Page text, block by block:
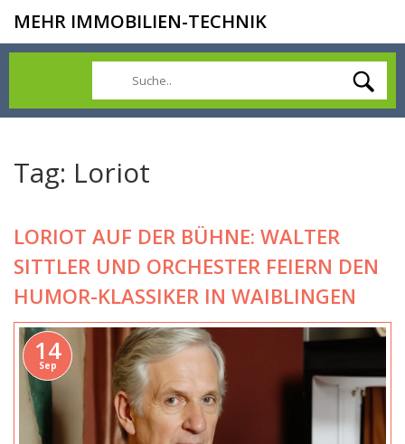
MEHR IMMOBILIEN-TECHNIK
Tag: Loriot
LORIOT AUF DER BÜHNE: WALTER
SITTLER UND ORCHESTER FEIERN DEN
HUMOR-KLASSIKER IN WAIBLINGEN
14
Sep